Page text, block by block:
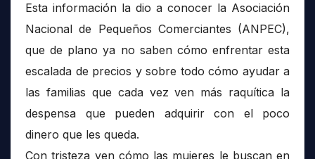
Esta información la dio a conocer la Asociación
Nacional de Pequeños Comerciantes (ANPEC),
que de plano ya no saben cómo enfrentar esta
escalada de precios y sobre todo cómo ayudar a
las familias que cada vez ven más raquítica la
despensa que pueden adquirir con el poco
dinero que les queda.
Con tristeza ven cómo las mujeres le buscan en